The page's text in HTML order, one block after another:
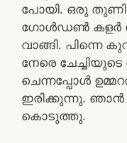
പോയി. ഒരു
ഗോൾഡൺ കളർ
വാങ്ങി. പിന്നെ
നേരെ ചേച്ചിയുടെ
ചെന്നപ്പോൾ
ഇരിക്കുന്നു.
കൊടുത്തു.